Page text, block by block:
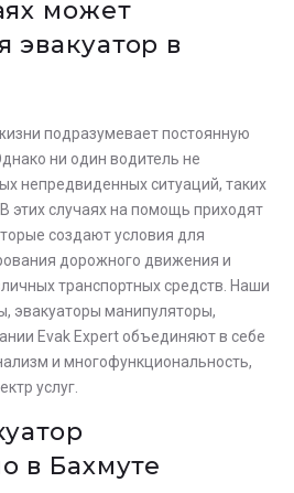
может
эвакуатор в
подразумевает постоянную
ни один водитель не
непредвиденных ситуаций, таких
этих случаях на помощь приходят
создают условия для
дорожного движения и
транспортных средств. Наши
эвакуаторы манипуляторы,
Evak Expert объединяют в себе
и многофункциональность,
услуг.
в Бахмуте